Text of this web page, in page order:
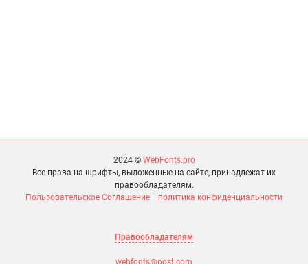
2024 © WebFonts.pro
Все права на шрифты, выложенные на сайте, принадлежат их
правообладателям.
Пользовательское Соглашение
политика конфиденциальности
Правообладателям
webfonts@post.com